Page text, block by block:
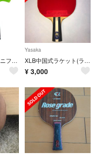
ヤサカ 卓球 ユニフォーム Oサイズ グリーン
Yasaka
XLB中国式ラケット(ラージボール用)
¥ 3,000